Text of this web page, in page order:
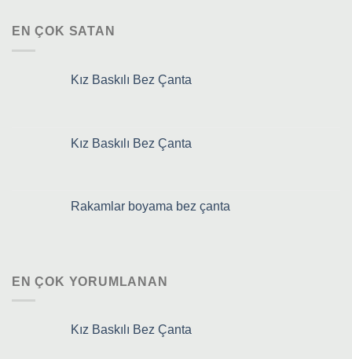
EN ÇOK SATAN
Kız Baskılı Bez Çanta
Kız Baskılı Bez Çanta
Rakamlar boyama bez çanta
EN ÇOK YORUMLANAN
Kız Baskılı Bez Çanta